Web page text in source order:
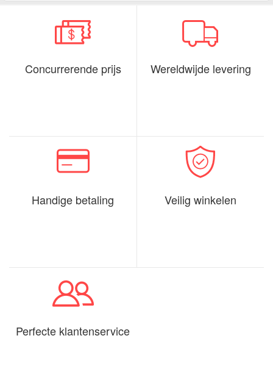
Concurrerende prijs Wereldwijde levering
Handige betaling Veilig winkelen
Perfecte klantenservice